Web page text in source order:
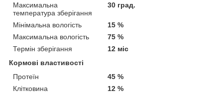
Максимальна
температура зберігання
30 град.
Мінімальна вологість
15 %
Максимальна вологість
75 %
Термін зберігання
12 міс
Кормові властивості
Протеїн
45 %
Клітковина
12 %